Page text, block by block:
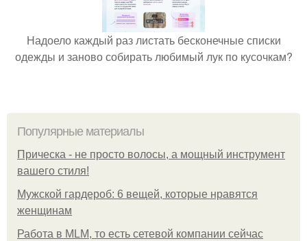
Надоело каждый раз листать бесконечные списки
одежды и заново собирать любимый лук по кусочкам?
Популярные материалы
Прическа - не просто волосы, а мощный инструмент
вашего стиля!
Мужской гардероб: 6 вещей, которые нравятся
женщинам
Работа в MLM, то есть сетевой компании сейчас